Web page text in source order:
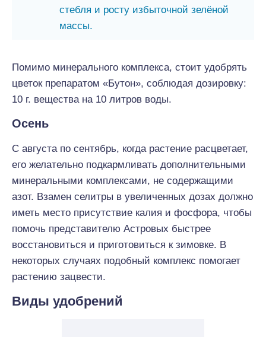
стебля и росту избыточной зелёной
массы.
Помимо минерального комплекса, стоит удобрять
цветок препаратом «Бутон», соблюдая дозировку:
10 г. вещества на 10 литров воды.
Осень
С августа по сентябрь, когда растение расцветает,
его желательно подкармливать дополнительными
минеральными комплексами, не содержащими
азот. Взамен селитры в увеличенных дозах должно
иметь место присутствие калия и фосфора, чтобы
помочь представителю Астровых быстрее
восстановиться и приготовиться к зимовке. В
некоторых случаях подобный комплекс помогает
растению зацвести.
Виды удобрений